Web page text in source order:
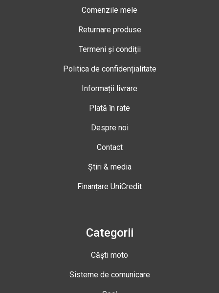
Comenzile mele
Returnare produse
Termeni și condiții
Politica de confidențialitate
Informații livrare
Plată în rate
Despre noi
Contact
Știri & media
Finanțare UniCredit
Categorii
Căști moto
Sisteme de comunicare